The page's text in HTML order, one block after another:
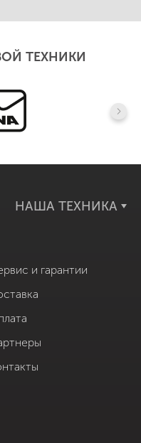
ТЕХНИКИ
НАША ТЕХНИКА
и гарантии